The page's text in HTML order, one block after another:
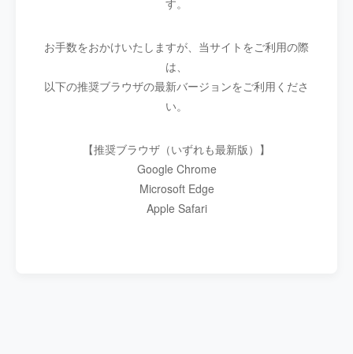
す。
お手数をおかけいたしますが、当サイトをご利用の際
は、
以下の推奨ブラウザの最新バージョンをご利用くださ
い。
【推奨ブラウザ（いずれも最新版）】
Google Chrome
Microsoft Edge
Apple Safari